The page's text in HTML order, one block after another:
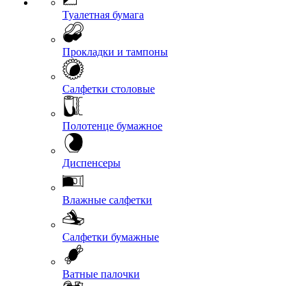
Туалетная бумага
Прокладки и тампоны
Салфетки столовые
Полотенце бумажное
Диспенсеры
Влажные салфетки
Салфетки бумажные
Ватные палочки